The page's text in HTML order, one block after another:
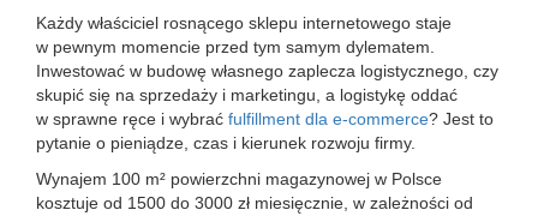
Każdy właściciel rosnącego sklepu internetowego staje
w pewnym momencie przed tym samym dylematem.
Inwestować w budowę własnego zaplecza logistycznego, czy
skupić się na sprzedaży i marketingu, a logistykę oddać
w sprawne ręce i wybrać fulfillment dla e-commerce? Jest to
pytanie o pieniądze, czas i kierunek rozwoju firmy.
Wynajem 100 m² powierzchni magazynowej w Polsce
kosztuje od 1500 do 3000 zł miesięcznie, w zależności od